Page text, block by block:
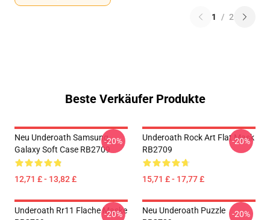
1 / 2
Beste Verkäufer Produkte
Neu Underoath Samsung
Galaxy Soft Case RB2709
12,71 £ - 13,82 £
-20%
Underoath Rock Art Flat Mask
RB2709
15,71 £ - 17,77 £
-20%
Underoath Rr11 Flache Maske
-20%
Neu Underoath Puzzle
-20%